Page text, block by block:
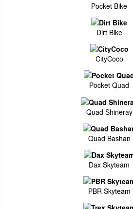
Pocket Bike
Dirt Bike
CityCoco
Pocket Quad
Quad Shineray
Quad Bashan
Dax Skyteam
PBR Skyteam